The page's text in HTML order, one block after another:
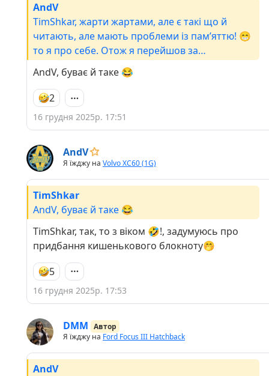
AndV
TimShkar, жарти жартами, але є такі що й
читають, але мають проблеми із памʼяттю! 😁
то я про себе. Отож я перейшов за
посиланням та зрозумів, що читав цей допис
глянув нище а то я ще й комент писав 🤭.
AndV, буває й таке 😂
2
16 грудня 2025р. 17:51
AndV
Я їжджу на Volvo XC60 (1G)
TimShkar
AndV, буває й таке 😂
TimShkar, так, то з віком 🤣!, задумуюсь про
придбання кишенькового блокноту🤭
5
16 грудня 2025р. 17:53
DMM Автор
Я їжджу на Ford Focus III Hatchback
AndV